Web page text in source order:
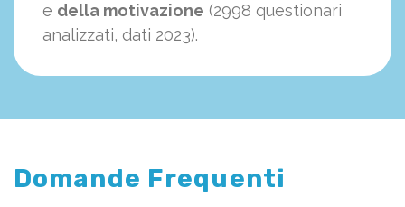
e della motivazione (2998 questionari
analizzati, dati 2023).
Domande Frequenti